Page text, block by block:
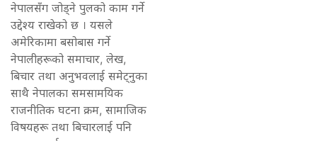
नेपालसँग जोड्ने पुलको काम गर्ने
उद्देश्य राखेको छ । यसले
अमेरिकामा बसोबास गर्ने
नेपालीहरूको समाचार, लेख,
बिचार तथा अनुभवलाई समेट्नुका
साथै नेपालका समसामयिक
राजनीतिक घटना क्रम, सामाजिक
विषयहरू तथा बिचारलाई पनि